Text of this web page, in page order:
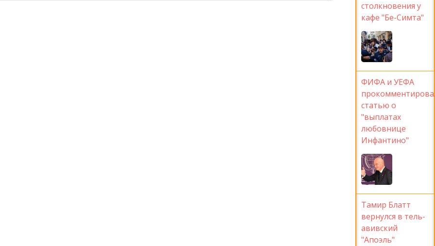
столкновения у
кафе "Бе-Симта"
ФИФА и УЕФА
статью о
"выплатах
любовнице
Инфантино"
Тамир Блатт
вернулся в тель-
авивский
"Апоэль"